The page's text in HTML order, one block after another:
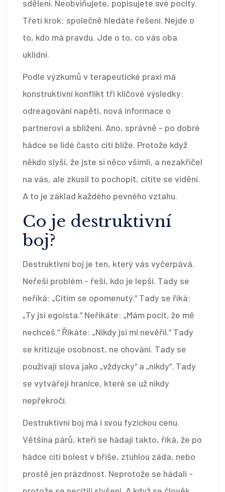
sdělení. Neobviňujete, popisujete své pocity.
Třetí krok: společně hledáte řešení. Nejde o
to, kdo má pravdu. Jde o to, co vás oba
uklidní.
Podle výzkumů v terapeutické praxi má
konstruktivní konflikt tři klíčové výsledky:
odreagování napětí, nová informace o
partnerovi a sblížení. Ano, správně - po dobré
hádce se lidé často cítí blíže. Protože když
někdo slyší, že jste si něco všimli, a nezakřičel
na vás, ale zkusil to pochopit, cítíte se vidění.
A to je základ každého pevného vztahu.
Co je destruktivní
boj?
Destruktivní boj je ten, který vás vyčerpává.
Neřeší problém - řeší, kdo je lepší. Tady se
neříká: „Cítím se opomenutý.“ Tady se říká:
„Ty jsi egoista.“ Neříkáte: „Mám pocit, že mě
nechceš.“ Říkáte: „Nikdy jsi mi nevěřil.“ Tady
se kritizuje osobnost, ne chování. Tady se
používají slova jako „vždycky“ a „nikdy“. Tady
se vytvářejí hranice, které se už nikdy
nepřekročí.
Destruktivní boj má i svou fyzickou cenu.
Většina párů, kteří se hádají takto, říká, že po
hádce cítí bolest v břiše, ztuhlou záda, nebo
prostě jen prázdnost. Neprotože se hádali -